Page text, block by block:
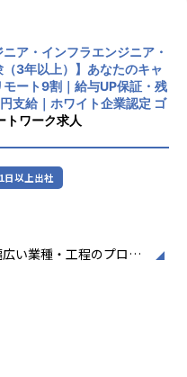
ている社員や、
す。PL/PM業務ももち
持ちの方もご安心くだ
べてご希望を丁寧に伺
しております。一方的
に合った環境でご活躍
実さ
ア・インフラエンジニア・
3年以上）】あなたのキャ
ート9割｜給与UP保証・残
支給｜ホワイト企業認定 ゴ
トワーク求人
日以上出社
い業種・工程のプロジ
て関わる人々の未来を
に誕生しました。